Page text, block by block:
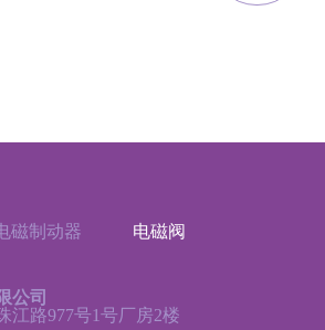
磁制动器 电磁阀
公司
江路977号1号厂房2楼